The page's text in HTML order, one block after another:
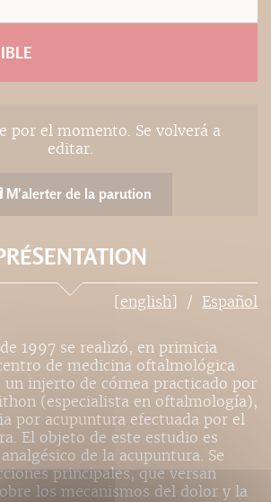
por el momento. Se volverá a
editar.
M'alerter de la parution
[english] Español
1997 se realizó, en primicia
de medicina oftalmológica
injerto de córnea practicado por
(especialista en oftalmología),
por acupuntura efectuada por el
El objeto de este estudio es
de la acupuntura. Se
principales, que versan
los mecanismos del dolor y la